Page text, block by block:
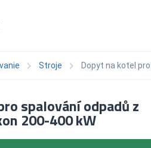
Stroje Dopyt na kotel
spalování odpadů z
200-400 kW